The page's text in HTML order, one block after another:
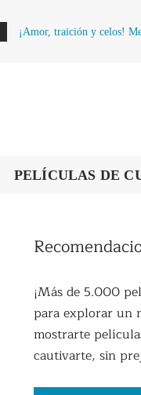
¡Amor, traición y celos!
PELÍCULAS DE
¡Más de 5.000
para explorar un
mostrarte
cautivarte, sin